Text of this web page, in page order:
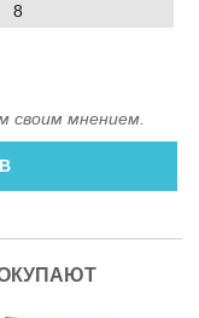
8
своим мнением.